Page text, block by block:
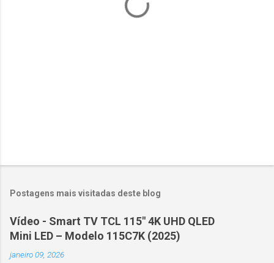
Postagens mais visitadas deste blog
Vídeo - Smart TV TCL 115" 4K UHD QLED
Mini LED – Modelo 115C7K (2025)
janeiro 09, 2026